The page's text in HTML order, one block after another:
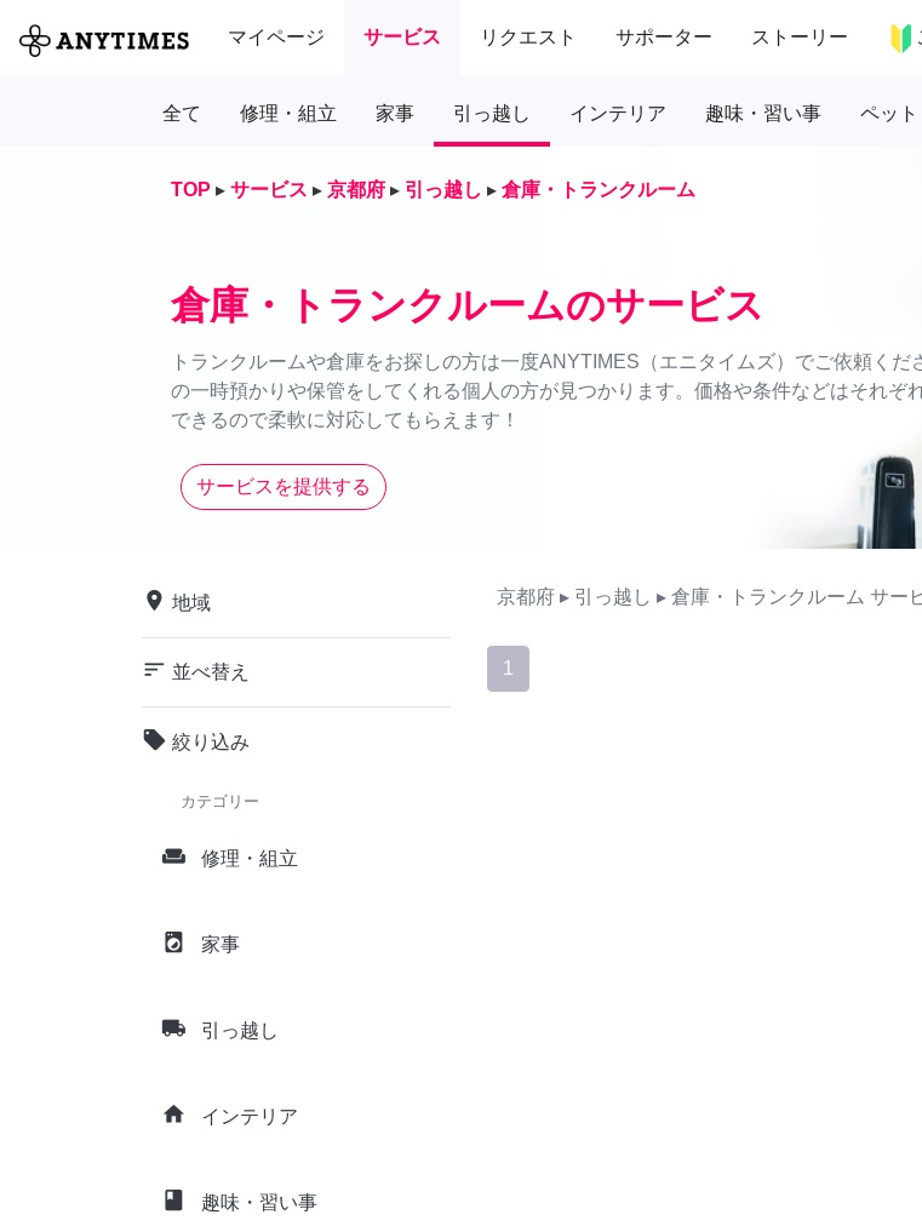
マイページ サービス リクエスト サポーター ストーリー
全て 修理・組立 家事 引っ越し インテリア 趣味・習い事 ペット
TOP ▸ サービス ▸ 京都府 ▸ 引っ越し ▸ 倉庫・トランクルーム
倉庫・トランクルームのサービス
トランクルームや倉庫をお探しの方は一度ANYTIMES（エニタイムズ）でご依頼くだ
の一時預かりや保管をしてくれる個人の方が見つかります。価格や条件などはそれぞ
できるので柔軟に対応してもらえます！
サービスを提供する
place 地域
sort 並べ替え
local_offer 絞り込み
カテゴリー
weekend 修理・組立
local_laundry_service 家事
local_shipping 引っ越し
home インテリア
class 趣味・習い事
京都府 ▸ 引っ越し ▸ 倉庫・トランクルーム サー
1